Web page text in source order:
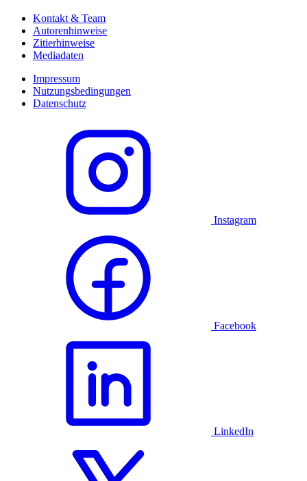
Kontakt & Team
Autorenhinweise
Zitierhinweise
Mediadaten
Impressum
Nutzungsbedingungen
Datenschutz
Instagram
Facebook
LinkedIn